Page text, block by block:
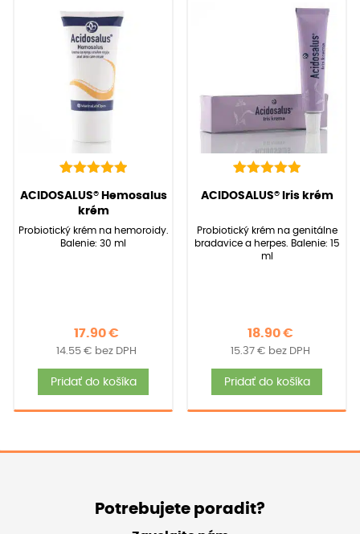
5.00
z 5 na
základe
zákazníckych
recenzií
(8recenzií zákazníkov)
ACIDOSALUS® Hemosalus
krém
Probiotický krém na hemoroidy.
Balenie: 30 ml
17.90€
14.55 € bez DPH
Pridať do košíka
5.00
základe
zákazníckych
recenzií
6recenzií zákazníkov)
ACIDOSALUS® Iris krém
Probiotický krém na genitálne
bradavice a herpes. Balenie: 15
ml
18.90€
15.37 € bez DPH
Pridať do košíka
Potrebujete poradit?